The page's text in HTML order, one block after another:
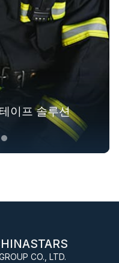
이프 솔루션
한 반사 섬유 솔
브릭 솔루션
전복 솔루션
CO., LTD.